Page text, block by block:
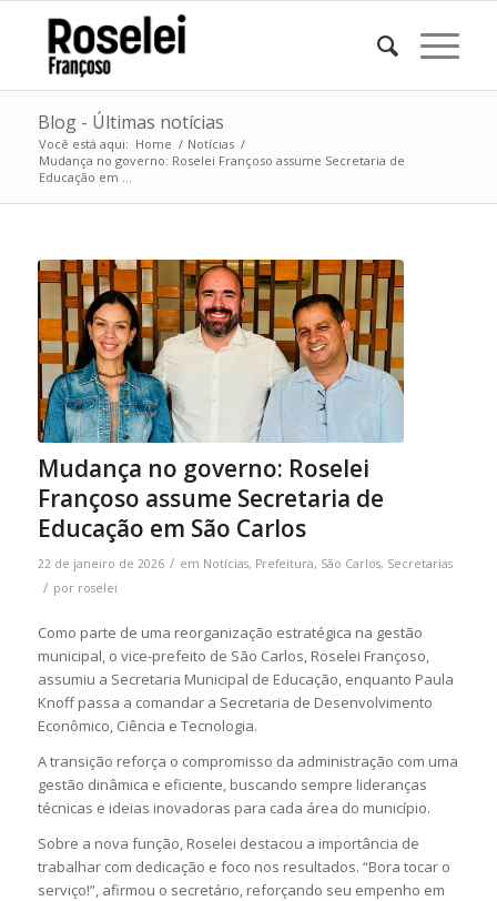
Blog - Últimas notícias
Você está aqui: Home / Notícias /
Mudança no governo: Roselei Françoso assume Secretaria de
Educação em ...
Mudança no governo: Roselei
Françoso assume Secretaria de
Educação em São Carlos
22 de janeiro de 2026 / em Notícias, Prefeitura, São Carlos, Secretarias
/ por roselei
Como parte de uma reorganização estratégica na gestão
municipal, o vice-prefeito de São Carlos, Roselei Françoso,
assumiu a Secretaria Municipal de Educação, enquanto Paula
Knoff passa a comandar a Secretaria de Desenvolvimento
Econômico, Ciência e Tecnologia.
A transição reforça o compromisso da administração com uma
gestão dinâmica e eficiente, buscando sempre lideranças
técnicas e ideias inovadoras para cada área do município.
Sobre a nova função, Roselei destacou a importância de
trabalhar com dedicação e foco nos resultados. “Bora tocar o
serviço!”, afirmou o secretário, reforçando seu empenho em